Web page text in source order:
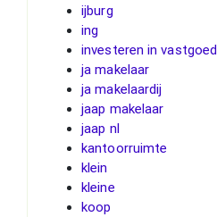
ijburg
ing
investeren in vastgoed
ja makelaar
ja makelaardij
jaap makelaar
jaap nl
kantoorruimte
klein
kleine
koop